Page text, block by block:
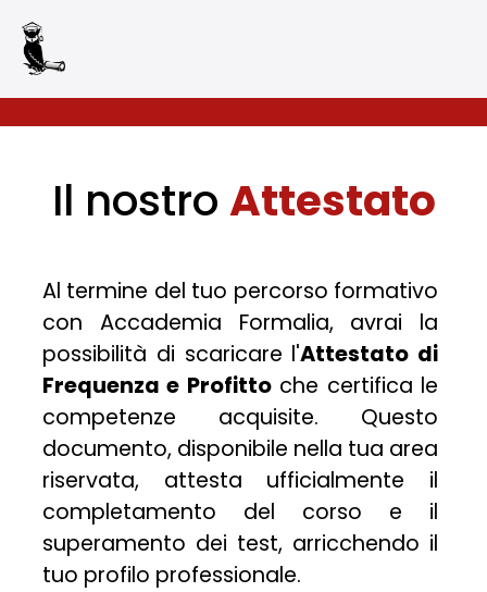
Il nostro Attestato
Al termine del tuo percorso formativo
con Accademia Formalia, avrai la
possibilità di scaricare l'Attestato di
Frequenza e Profittoche certifica le
competenze acquisite. Questo
documento, disponibile nella tua area
riservata, attesta ufficialmente il
completamento del corso e il
superamento dei test, arricchendo il
tuo profilo professionale.
Accettazione e
gestione Cookie per
il nostro sito
Questo sito web utilizza
cookie tecnici per fornire
alcuni servizi.
Continuando la
navigazione, o cliccando
sul pulsante di seguito,
acconsenti al loro utilizzo
in conformità alla nostra
Informativa sullaPrivacye
Cookie Policy. Il consenso